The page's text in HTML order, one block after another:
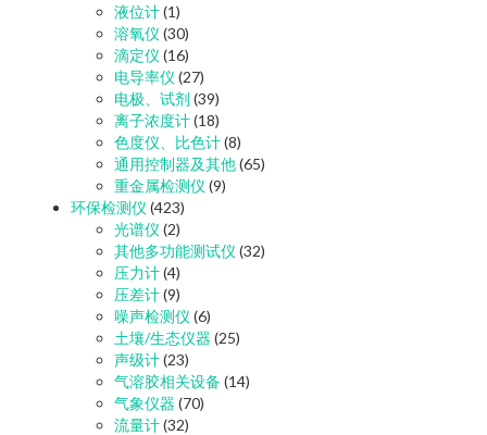
液位计(1)
溶氧仪 (30)
滴定仪 (16)
电导率仪 (27)
电极、试剂 (39)
离子浓度计(18)
色度仪、比色计(8)
通用控制器及其他(65)
重金属检测仪 (9)
环保检测仪 (423)
光谱仪 (2)
其他多功能测试仪 (32)
压力计(4)
压差计(9)
噪声检测仪 (6)
土壤/生态仪器 (25)
声级计(23)
气溶胶相关设备 (14)
气象仪器 (70)
流量计(32)